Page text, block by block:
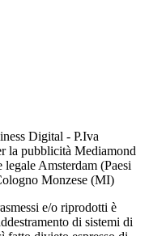
Digital - P.Iva
la pubblicità Mediamond
Amsterdam (Paesi
Monzese (MI)
e/o riprodotti è
di sistemi di